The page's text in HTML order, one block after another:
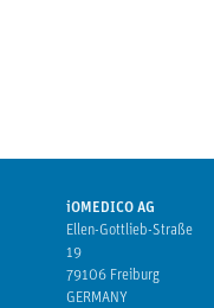
iOMEDICO AG
Ellen-Gottlieb-Straße
19
79106 Freiburg
GERMANY